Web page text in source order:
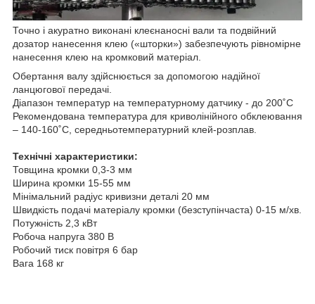
Точно і акуратно виконані клеєнаносні вали та подвійний
дозатор нанесення клею («шторки») забезпечують рівномірне
нанесення клею на кромковий матеріал.
Обертання валу здійснюється за допомогою надійної
ланцюгової передачі.
Діапазон температур на температурному датчику - до 200˚С
Рекомендована температура для криволінійного обклеювання
– 140-160˚С, середньотемпературний клей-розплав.
Технічні характеристики:
Товщина кромки 0,3-3 мм
Ширина кромки 15-55 мм
Мінімальний радіус кривизни деталі 20 мм
Швидкість подачі матеріалу кромки (безступінчаста) 0-15 м/хв.
Потужність 2,3 кВт
Робоча напруга 380 В
Робочий тиск повітря 6 бар
Вага 168 кг